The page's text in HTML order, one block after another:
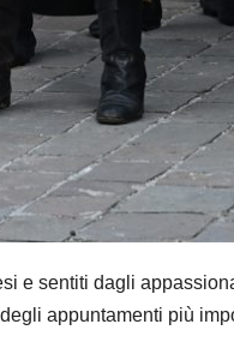
e sentiti dagli
appuntamenti più